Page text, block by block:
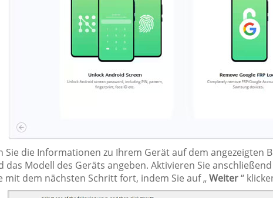
Sie die Informationen zu Ihrem Gerät auf dem angezeigten
das Modell des Geräts angeben. Aktivieren Sie
mit dem nächsten Schritt fort, indem Sie auf „Weiter“